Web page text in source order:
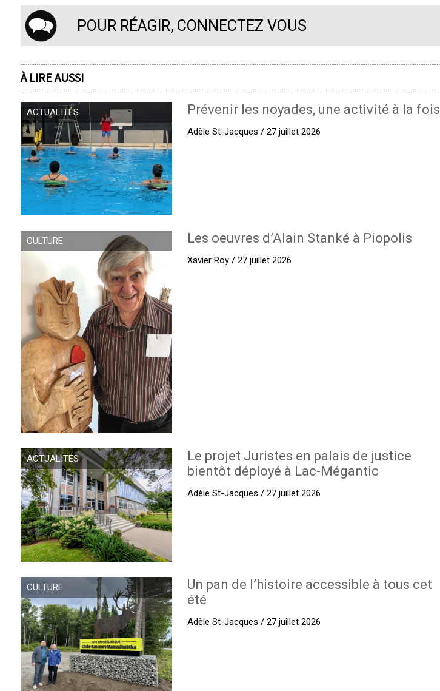
POUR RÉAGIR, CONNECTEZ VOUS
À LIRE AUSSI
ACTUALITÉS Prévenir les noyades, une activité à la fois
Adèle St-Jacques / 27 juillet 2026
CULTURE Les oeuvres d’Alain Stanké à Piopolis
Xavier Roy / 27 juillet 2026
ACTUALITÉS
Le projet Juristes en palais de justice
bientôt déployé à Lac-Mégantic
Adèle St-Jacques / 27 juillet 2026
CULTURE
Un pan de l’histoire accessible à tous cet
été
Adèle St-Jacques / 27 juillet 2026